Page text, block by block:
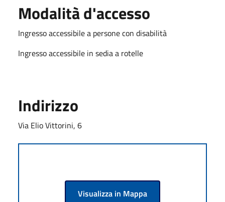
Modalità d'accesso
Ingresso accessibile a persone con disabilità
Ingresso accessibile in sedia a rotelle
Indirizzo
Via Elio Vittorini, 6
Visualizza in Mappa